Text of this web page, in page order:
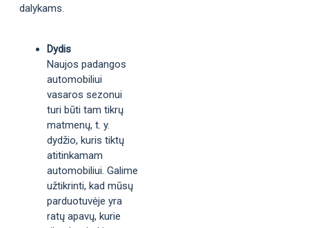
dalykams.
Dydis
Naujos padangos
automobiliui
vasaros sezonui
turi būti tam tikrų
matmenų, t. y.
dydžio, kuris tiktų
atitinkamam
automobiliui. Galime
užtikrinti, kad mūsų
parduotuvėje yra
ratų apavų, kurie